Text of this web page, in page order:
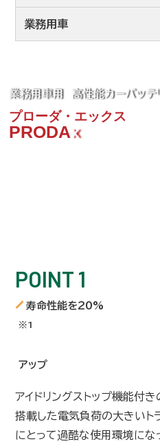
業務用車
業務用車用 高性能カーバッテ
プローダ・エックス
PRODA X
POINT 1
寿命性能を20%
※1
アップ
アイドリングストップ機能付
搭載した電気負荷の大きいト
にとって過酷な使用環境にな